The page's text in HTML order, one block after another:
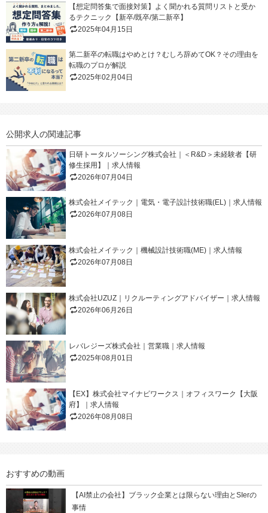
【想定問答集で面接対策】よく聞かれる質問リストと受か
るテクニック【新卒/既卒/第二新卒】
2025年04月15日
第二新卒の転職はやめとけ？むしろ辞めてOK？その理由を
転職のプロが解説
2025年02月04日
公開求人の関連記事
日研トータルソーシング株式会社｜＜R&D＞未経験者【研
修生採用】｜求人情報
2026年07月04日
株式会社メイテック｜電気・電子設計技術職(EL)｜求人情報
2026年07月08日
株式会社メイテック｜機械設計技術職(ME)｜求人情報
2026年07月08日
株式会社UZUZ｜リクルーティングアドバイザー｜求人情報
2026年06月26日
レバレジーズ株式会社｜営業職｜求人情報
2025年08月01日
【EX】株式会社マイナビワークス｜オフィスワーク【大阪
府】｜求人情報
2026年08月08日
おすすめの動画
【AI禁止の会社】ブラック企業とは限らない理由とSIerの
事情